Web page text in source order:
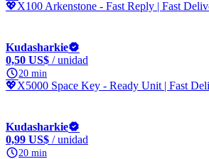
💖X100 Arkenstone - Fast Reply | Fast
Kudasharkie
0,50 US$ / unidad
20 min
💖X5000 Space Key - Ready Unit | Fast
Kudasharkie
0,99 US$ / unidad
20 min